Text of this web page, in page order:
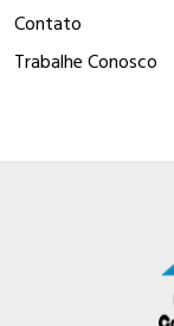
Contato
Trabalhe Conosco